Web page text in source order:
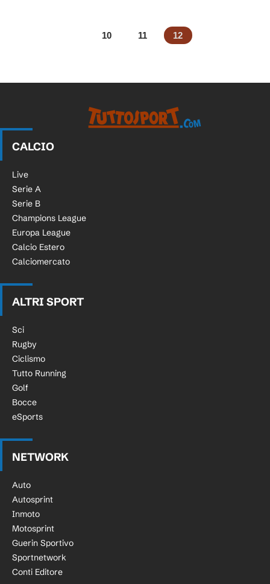
10 11 12
CALCIO
Live
Serie A
Serie B
Champions League
Europa League
Calcio Estero
Calciomercato
ALTRI SPORT
Sci
Rugby
Ciclismo
Tutto Running
Golf
Bocce
eSports
NETWORK
Auto
Autosprint
Inmoto
Motosprint
Guerin Sportivo
Sportnetwork
Conti Editore